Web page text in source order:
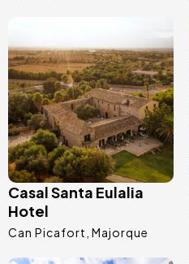
Image
Casal Santa Eulalia
Hotel
Can Picafort Majorque